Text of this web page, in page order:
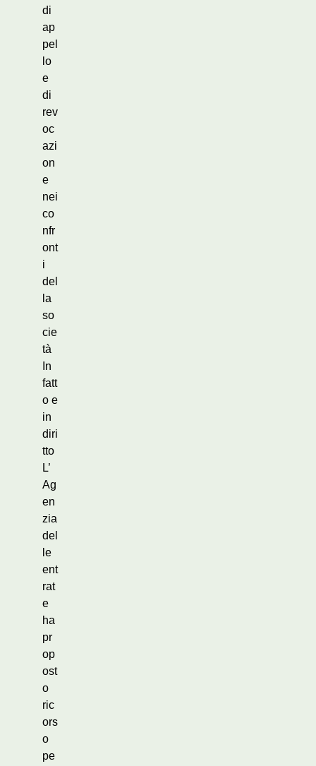
di
ap
pel
lo
e
di
rev
oc
azi
on
e
nei
co
nfr
ont
i
del
la
so
cie
tà
In
fatt
o e
in
diri
tto
L’
Ag
en
zia
del
le
ent
rat
e
ha
pr
op
ost
o
ric
ors
o
pe